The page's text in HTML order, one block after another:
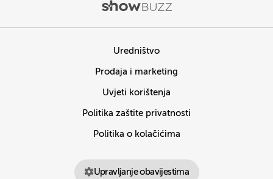
Uredništvo
Prodaja i marketing
Uvjeti korištenja
Politika zaštite privatnosti
Politika o kolačićima
Upravljanje obavijestima